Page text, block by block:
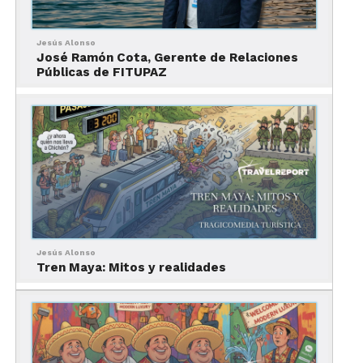
“bocado turístico”: inocencias subastadas al mejor
postor.
Los comensales se ríen incómodos y brindan
que nadie quiere saborear.
Jesús Alonso
José Ramón Cota, Gerente de Relaciones
Públicas de FITUPAZ
Jesús Alonso
Tren Maya: Mitos y realidades